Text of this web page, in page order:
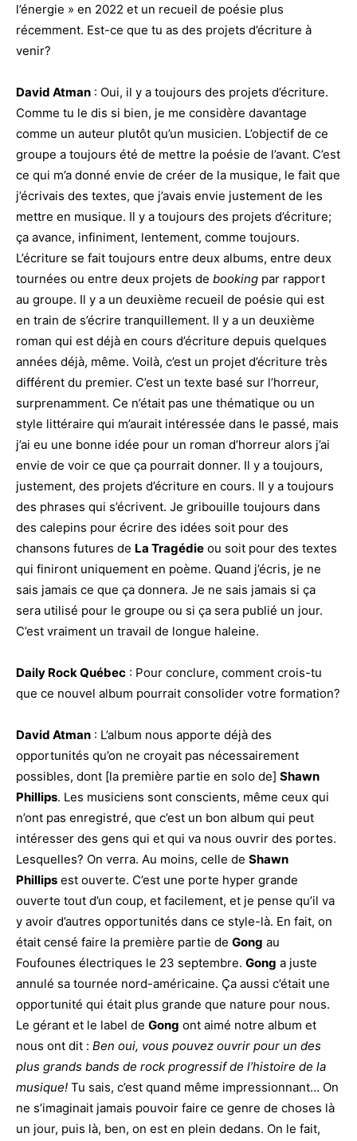
l’énergie » en 2022 et un recueil de poésie plus
récemment. Est-ce que tu as des projets d’écriture à
venir?
David Atman : Oui, il y a toujours des projets d’écriture.
Comme tu le dis si bien, je me considère davantage
comme un auteur plutôt qu’un musicien. L’objectif de ce
groupe a toujours été de mettre la poésie de l’avant. C’est
ce qui m’a donné envie de créer de la musique, le fait que
j’écrivais des textes, que j’avais envie justement de les
mettre en musique. Il y a toujours des projets d’écriture;
ça avance, infiniment, lentement, comme toujours.
L’écriture se fait toujours entre deux albums, entre deux
tournées ou entre deux projets de booking par rapport
au groupe. Il y a un deuxième recueil de poésie qui est
en train de s’écrire tranquillement. Il y a un deuxième
roman qui est déjà en cours d’écriture depuis quelques
années déjà, même. Voilà, c’est un projet d’écriture très
différent du premier. C’est un texte basé sur l’horreur,
surprenamment. Ce n’était pas une thématique ou un
style littéraire qui m’aurait intéressée dans le passé, mais
j’ai eu une bonne idée pour un roman d’horreur alors j’ai
envie de voir ce que ça pourrait donner. Il y a toujours,
justement, des projets d’écriture en cours. Il y a toujours
des phrases qui s’écrivent. Je gribouille toujours dans
des calepins pour écrire des idées soit pour des
chansons futures de La Tragédie ou soit pour des textes
qui finiront uniquement en poème. Quand j’écris, je ne
sais jamais ce que ça donnera. Je ne sais jamais si ça
sera utilisé pour le groupe ou si ça sera publié un jour.
C’est vraiment un travail de longue haleine.
Daily Rock Québec : Pour conclure, comment crois-tu
que ce nouvel album pourrait consolider votre formation?
David Atman : L’album nous apporte déjà des
opportunités qu’on ne croyait pas nécessairement
possibles, dont [la première partie en solo de] Shawn
Phillips. Les musiciens sont conscients, même ceux qui
n’ont pas enregistré, que c’est un bon album qui peut
intéresser des gens qui et qui va nous ouvrir des portes.
Lesquelles? On verra. Au moins, celle de Shawn
Phillips est ouverte. C’est une porte hyper grande
ouverte tout d’un coup, et facilement, et je pense qu’il va
y avoir d’autres opportunités dans ce style-là. En fait, on
était censé faire la première partie de Gong au
Foufounes électriques le 23 septembre. Gong a juste
annulé sa tournée nord-américaine. Ça aussi c’était une
opportunité qui était plus grande que nature pour nous.
Le gérant et le label de Gong ont aimé notre album et
nous ont dit : Ben oui, vous pouvez ouvrir pour un des
plus grands bands de rock progressif de l’histoire de la
musique! Tu sais, c’est quand même impressionnant… On
ne s’imaginait jamais pouvoir faire ce genre de choses là
un jour, puis là, ben, on est en plein dedans. On le fait,